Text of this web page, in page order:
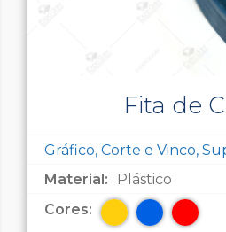
Fita de
Gráfico, Corte e Vinco,
Material:
Plástico
Cores: